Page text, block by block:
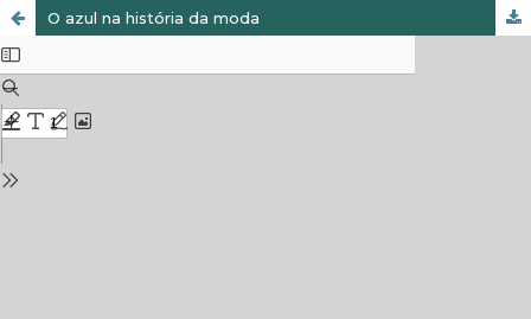
O azul na história da moda